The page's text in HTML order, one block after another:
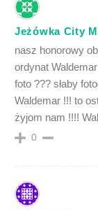
Jeżówka City
nasz honorowy
ordynat
foto ??? słaby
Waldemar !!! to
żyjom nam !!!!
0